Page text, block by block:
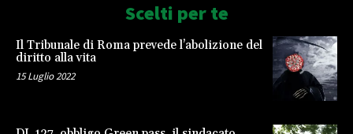
Scelti per te
Il Tribunale di Roma prevede l’abolizione del
diritto alla vita
15 Luglio 2022